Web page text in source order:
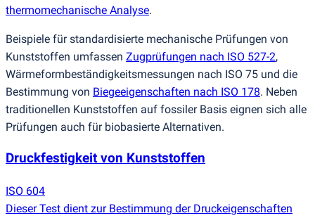
thermomechanische Analyse.
Beispiele für standardisierte mechanische Prüfungen von
Kunststoffen umfassen Zugprüfungen nach ISO 527-2,
Wärmeformbeständigkeitsmessungen nach ISO 75 und die
Bestimmung von Biegeeigenschaften nach ISO 178. Neben
traditionellen Kunststoffen auf fossiler Basis eignen sich alle
Prüfungen auch für biobasierte Alternativen.
Druckfestigkeit von Kunststoffen
ISO 604
Dieser Test dient zur Bestimmung der Druckeigenschaften